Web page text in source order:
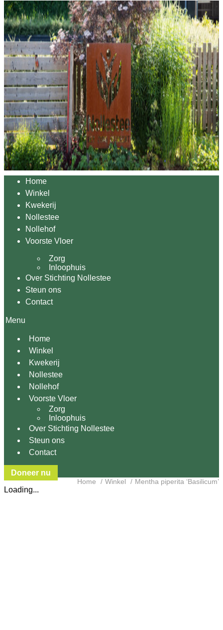
Home
Winkel
Kwekerij
Nollestee
Nollehof
Voorste Vloer
Zorg
Inloophuis
Over Stichting Nollestee
Steun ons
Contact
Menu
Home
Winkel
Kwekerij
Nollestee
Nollehof
Voorste Vloer
Zorg
Inloophuis
Over Stichting Nollestee
Steun ons
Contact
Doneer nu
Home Winkel Mentha piperita ‘Basilicum’
Loading...